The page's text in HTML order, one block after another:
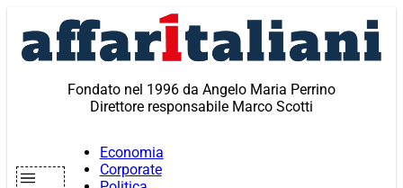
contenuto
Fondato nel 1996 da Angelo Maria Perrino
Direttore responsabile Marco Scotti
Economia
Corporate